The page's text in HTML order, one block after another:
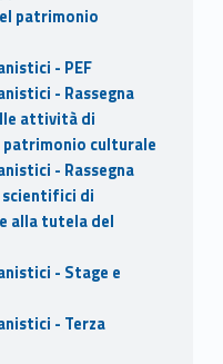
patrimonio
- PEF
- Rassegna
attività di
culturale
- Rassegna
di
alla tutela del
- Stage e
- Terza